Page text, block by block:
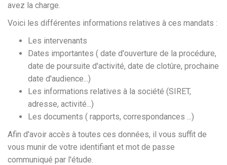
avez la charge.
Voici les différentes informations relatives à ces mandats :
Les intervenants
Dates importantes ( date d'ouverture de la procédure,
date de poursuite d'activité, date de clotûre, prochaine
date d'audience...)
Les informations relatives à la société (SIRET,
adresse, activité...)
Les documents ( rapports, correspondances ...)
Afin d'avoir accès à toutes ces données, il vous suffit de
vous munir de votre identifiant et mot de passe
communiqué par l'étude.